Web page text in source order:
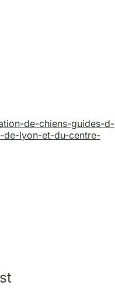
de-chiens-guides-d-
de-lyon-et-du-centre-